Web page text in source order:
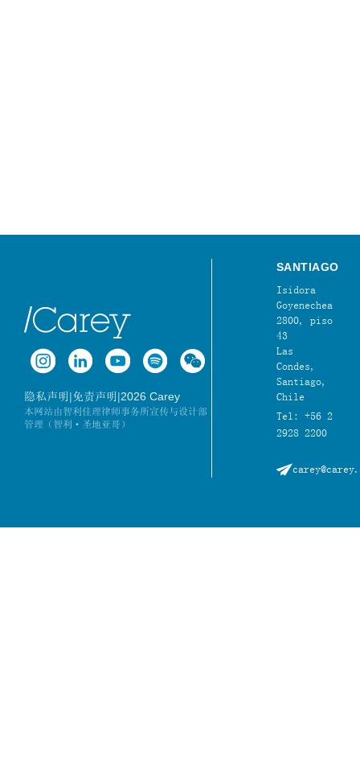
隐私声明|免责声明|2026 Carey
本网站由智利佳理律师事务所宣传与设计部
管理（智利·圣地亚哥）
SANTIAGO
Isidora
Goyenechea
2800, piso
43
Las
Condes,
Santiago,
Chile
Tel: +56 2
2928 2200